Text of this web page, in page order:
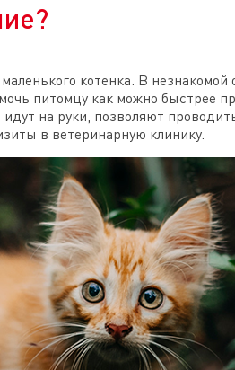
котенка. В
питомцу как можно быстрее
на руки, позволяют
в ветеринарную клинику.